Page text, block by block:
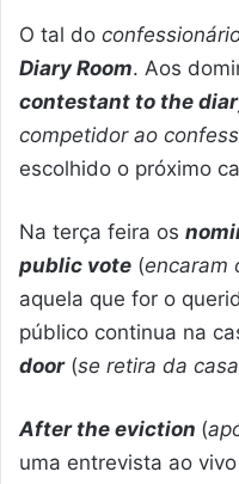
O tal do
Diary Room. Aos
contestant to the
competidor ao
escolhido o próximo
Na terça feira os
public vote (encaram
aquela que for o
público continua na
door(se retira da casa
After the eviction (
uma entrevista ao